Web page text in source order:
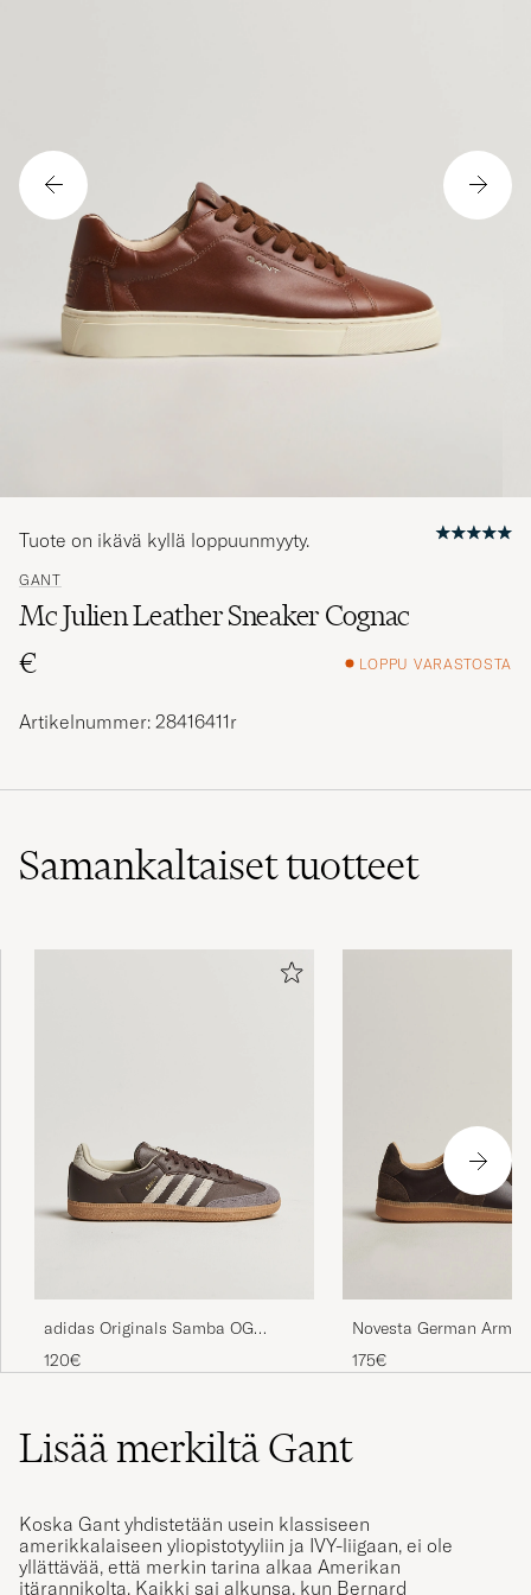
GANT
Mc Julien Leather Sneaker Cognac
€
LOPPU VARASTOSTA
Tuote on ikävä kyllä loppuunmyyty.
Artikelnummer: 28416411r
Samankaltaisettuotteet
adidas Originals Samba OG
Sneaker Dark Brown/Beige
120€
Novesta German Army
Dark Brown
175€
Lisää merkiltä Gant
Koska Gant yhdistetään usein klassiseen
amerikkalaiseen yliopistotyyliin ja IVY-liigaan, ei ole
yllättävää, että merkin tarina alkaa Amerikan
itärannikolta. Kaikki sai alkunsa, kun Bernard